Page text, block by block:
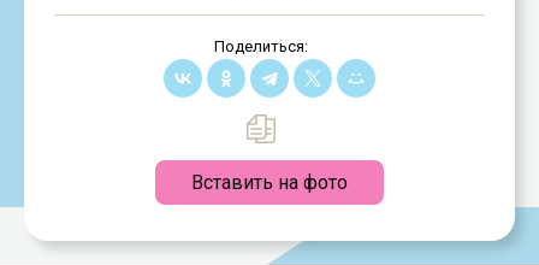
Поделиться:
Вставить на фото